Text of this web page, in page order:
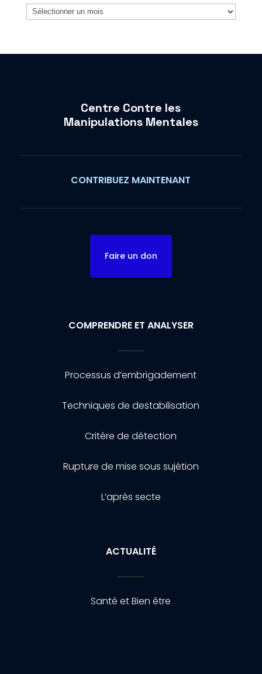
Archives
Centre Contre les
Manipulations Mentales
CONTRIBUEZ MAINTENANT
Faire un don
COMPRENDRE ET ANALYSER
Processus d’embrigadement
Techniques de destabilisation
Critère de détection
Rupture de mise sous sujétion
L’après secte
ACTUALITÉ
Santé et Bien être